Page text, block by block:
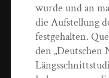
wurde und an
die Aufstellung
festgehalten.
den „Deutschen